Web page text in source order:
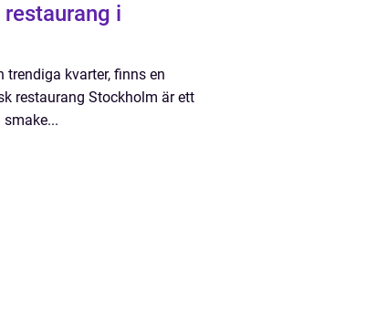
i
kvarter, finns en
restaurang Stockholm är ett